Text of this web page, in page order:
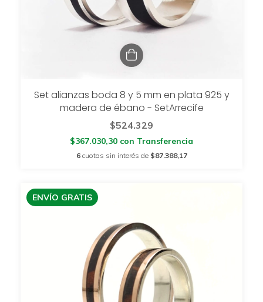
Set alianzas boda 8 y 5 mm en plata 925 y
madera de ébano - SetArrecife
$524.329
$367.030,30 con Transferencia
6 cuotas sin interés de $87.388,17
ENVÍO GRATIS